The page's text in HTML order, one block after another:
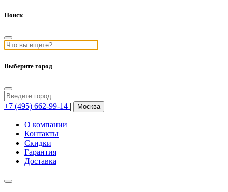
Поиск
Выберите город
+7 (495) 662-99-14 | Москва
О компании
Контакты
Скидки
Гарантия
Доставка